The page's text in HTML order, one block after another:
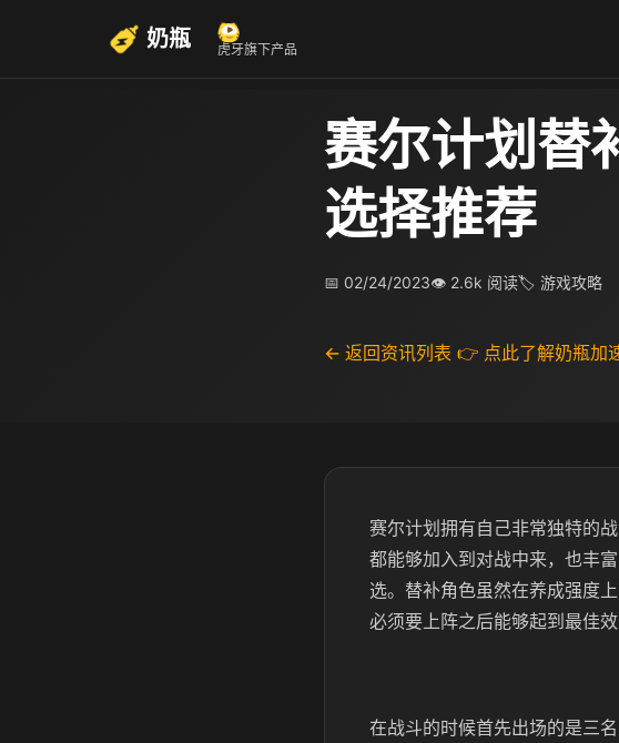
奶瓶 虎牙旗下产品
赛尔计划替
选择推荐
📅 02/24/2023👁 2.6k 阅读🏷 游戏攻略
← 返回资讯列表 👉 点此了解奶瓶加
赛尔计划拥有自己非常独特的
都能够加入到对战中来，也丰
选。替补角色虽然在养成强度
必须要上阵之后能够起到最佳效
在战斗的时候首先出场的是三